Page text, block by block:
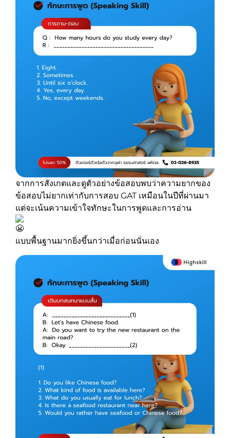
จากการสังเกตและดูตัวอย่างข้อสอบพบว่าความยากของ
ข้อสอบไม่ยากเท่ากับการสอบ GAT เหมือนในปีที่ผ่านมา
แต่จะเน้นความเข้าใจทักษะในการพูดและการอ่าน
แบบพื้นฐานมากยิ่งขึ้นกว่าเมื่อก่อนนั่นเอง